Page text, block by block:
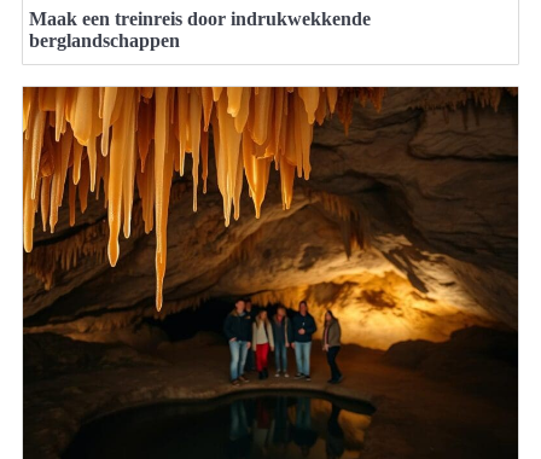
Maak een treinreis door indrukwekkende
berglandschappen